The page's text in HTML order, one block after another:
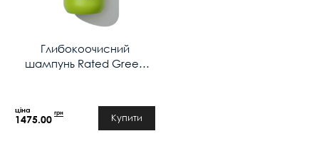
Глибокоочисний
шампунь Rated Green
1475.00
грн Купити